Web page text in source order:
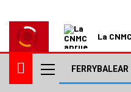
La
FERRYBALEAR